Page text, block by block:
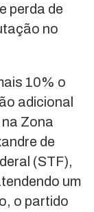
perda de
no
10% o
adicional
Zona
de
(STF),
um
o partido